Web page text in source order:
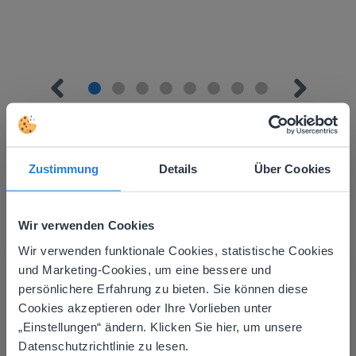
Zustimmung Details Über Cookies
Wir verwenden Cookies
Wir verwenden funktionale Cookies, statistische Cookies
und Marketing-Cookies, um eine bessere und
persönlichere Erfahrung zu bieten. Sie können diese
Cookies akzeptieren oder Ihre Vorlieben unter
„Einstellungen“ ändern. Klicken Sie hier, um unsere
Datenschutzrichtlinie zu lesen.
Tagesplaner: Sommer
This website doesn't match
your location
Based on your location, we think you might
prefer to visit our English website. There you'll